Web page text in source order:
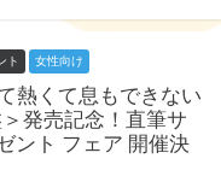
ト 女性向け
熱くて息もできない
発売記念！直筆サ
ント フェア 開催決